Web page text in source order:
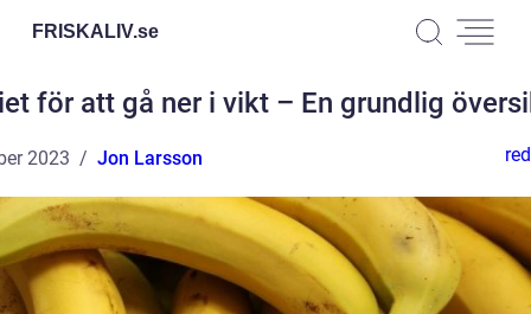
FRISKALIV.se
för att gå ner i vikt – En grundlig
2023 Jon Larsson